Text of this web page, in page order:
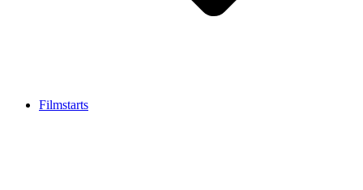
Filmstarts